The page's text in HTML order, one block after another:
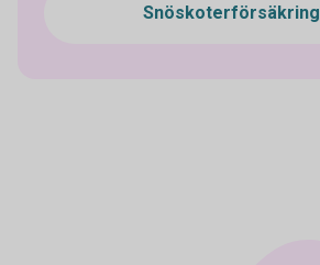
Snöskoterförsäkring